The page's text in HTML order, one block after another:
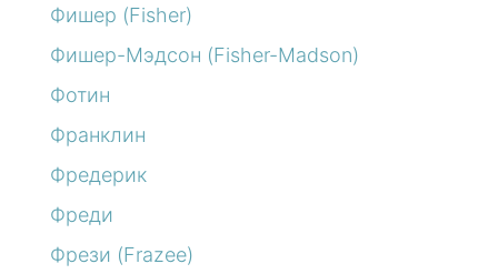
Фишер (Fisher)
Фишер-Мэдсон (Fisher-Madson)
Фотин
Франклин
Фредерик
Фреди
Фрези (Frazee)